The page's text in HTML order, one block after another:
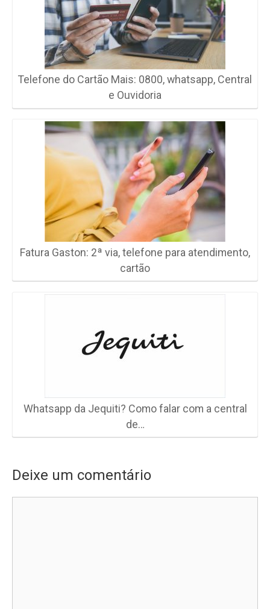
Telefone do Cartão Mais: 0800, whatsapp, Central
e Ouvidoria
Fatura Gaston: 2ª via, telefone para atendimento,
cartão
Whatsapp da Jequiti? Como falar com a central
de…
Deixe um comentário